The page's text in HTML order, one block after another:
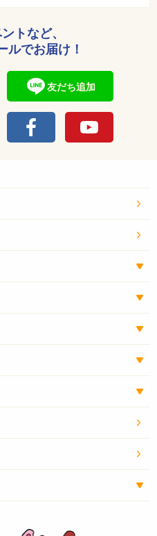
トなど、
ルでお届け！
友だち追加